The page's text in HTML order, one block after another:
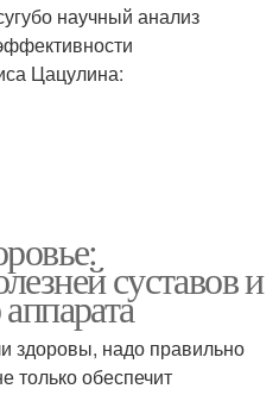
научный анализ
Цацулина:
суставов и
здоровы, надо правильно
только обеспечит